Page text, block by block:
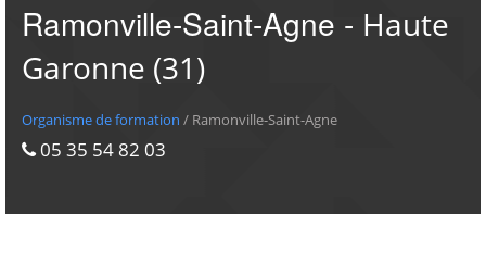
Ramonville-Saint-Agne - Haute
Garonne (31)
Organisme de formation / Ramonville-Saint-Agne
05 35 54 82 03